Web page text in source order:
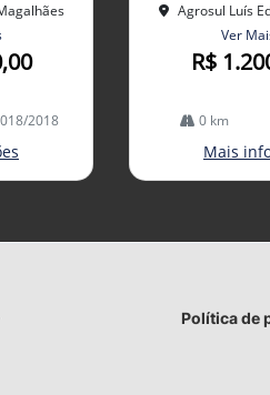
2018
Agrosul Luís
Ver
R$
0 km
Mais
Política de